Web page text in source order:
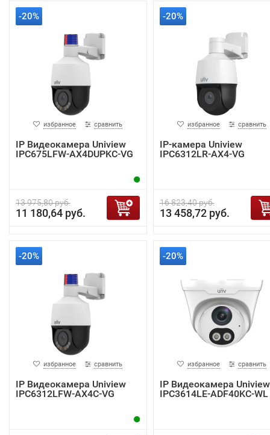
-20%
избранное сравнить
IP Видеокамера Uniview
IPC675LFW-AX4DUPKC-VG
13 975,80 руб.
11 180,64 руб.
-20%
избранное сравнить
IP-камера Uniview
IPC6312LR-AX4-VG
16 823,40 руб.
13 458,72 руб.
-20%
избранное сравнить
IP Видеокамера Uniview
IPC6312LFW-AX4C-VG
-20%
избранное сравнить
IP Видеокамера Uniview
IPC3614LE-ADF40KC-WL